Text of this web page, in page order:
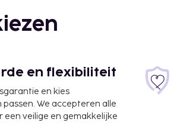
en flexibiliteit
en kies
We accepteren alle
veilige en gemakkelijke